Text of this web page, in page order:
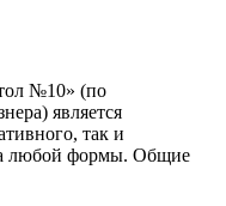
№10» (по
является
так и
любой формы. Общие